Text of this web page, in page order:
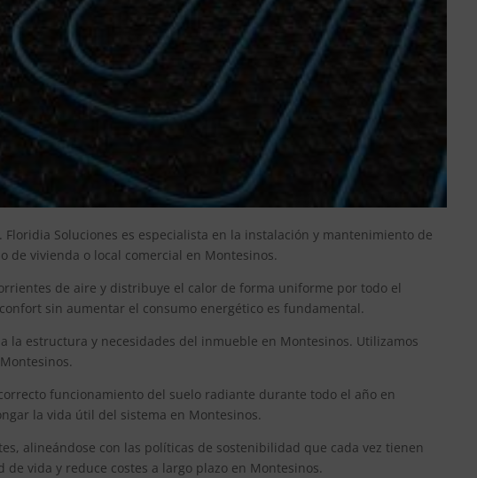
Soluciones es especialista en la instalación y mantenimiento de
vivienda o local comercial en Montesinos.
de aire y distribuye el calor de forma uniforme por todo el
sin aumentar el consumo energético es fundamental.
estructura y necesidades del inmueble en Montesinos. Utilizamos
funcionamiento del suelo radiante durante todo el año en
la vida útil del sistema en Montesinos.
alineándose con las políticas de sostenibilidad que cada vez tienen
vida y reduce costes a largo plazo en Montesinos.